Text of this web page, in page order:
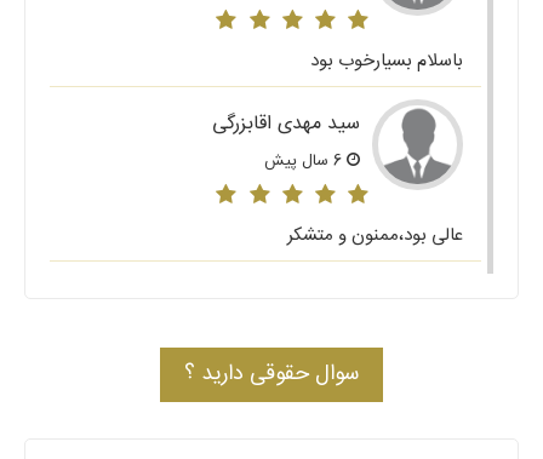
باسلام بسیارخوب بود
سید مهدی اقابزرگی
عالی بود،ممنون و متشکر
سوال حقوقی دارید ؟